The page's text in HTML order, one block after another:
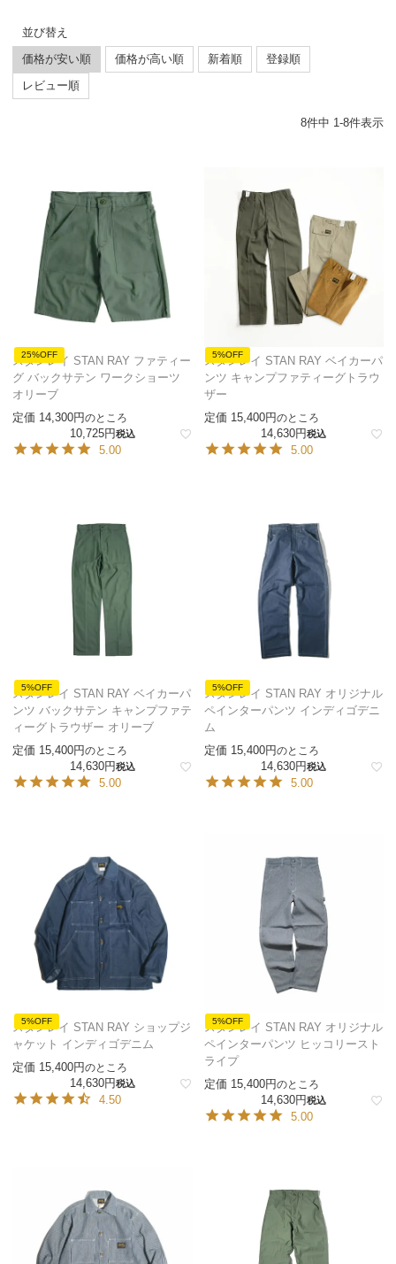
並び替え
価格が安い順
価格が高い順 新着順
登録順
レビュー順
8件中 1-8件表示
25%OFF
スタンレイ STAN RAY ファティー
グ バックサテン ワークショーツ
オリーブ
定価 14,300 のところ
10,725 税込
5.00
5%OFF
スタンレイ STAN RAY ベイカーパ
ンツ キャンプファティーグトラウ
ザー
定価 15,400 のところ
14,630 税込
5.00
5%OFF
スタンレイ STAN RAY ベイカーパ
ンツ バックサテン キャンプファテ
ィーグトラウザー オリーブ
定価 15,400 のところ
14,630 税込
5.00
5%OFF
スタンレイ STAN RAY オリジナル
ペインターパンツ インディゴデニ
ム
定価 15,400 のところ
14,630 税込
5.00
5%OFF
スタンレイ STAN RAY ショップジ
ャケット インディゴデニム
定価 15,400 のところ
14,630 税込
4.50
5%OFF
スタンレイ STAN RAY オリジナル
ペインターパンツ ヒッコリースト
ライプ
定価 15,400 のところ
14,630 税込
5.00